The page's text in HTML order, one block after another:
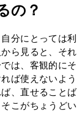
の？
分にとっては利
ら見ると、それ
は、客観的にそ
ば使えないよう
、直せることば
こがちょうどい